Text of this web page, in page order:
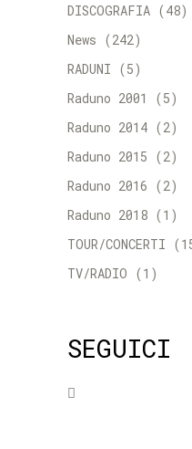
DISCOGRAFIA (48)
News (242)
RADUNI (5)
Raduno 2001
(5)
Raduno 2014 (2)
Raduno 2015 (2)
Raduno 2016 (2)
Raduno 2018 (1)
TOUR/CONCERTI
TV/RADIO (1)
SEGUICI